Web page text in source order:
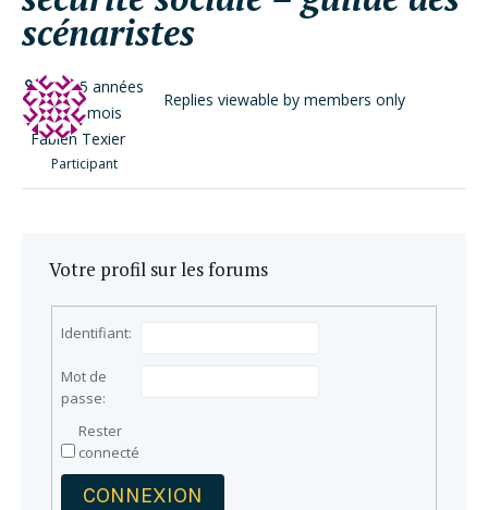
scénaristes
il y a 5 années
et 11 mois
Fabien Texier
Participant
Replies viewable by members only
Votre profil sur les forums
Identifiant:
Mot de
passe:
Rester
connecté
CONNEXION